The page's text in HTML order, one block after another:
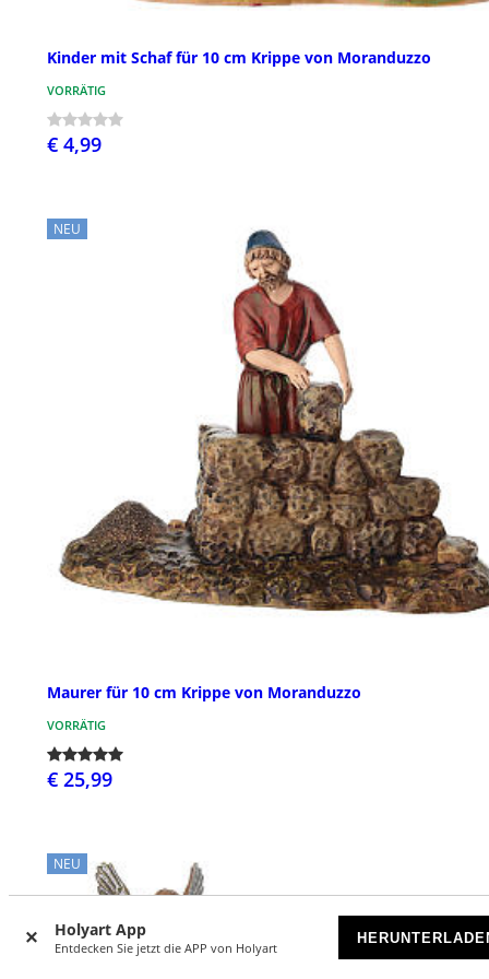
Holyart App
Entdecken Sie jetzt die APP von Holyart
Kinder mit Schaf für 10 cm Krippe von Moranduzzo
VORRÄTIG
€ 4,99
NEU
Maurer für 10 cm Krippe von Moranduzzo
VORRÄTIG
€ 25,99
NEU